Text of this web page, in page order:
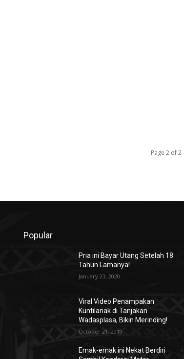
Page 2 of 2
Popular
Pria ini Bayar Utang Setelah 18
Tahun Lamanya!
January 23, 2020
Viral Video Penampakan
Kuntilanak di Tanjakan
Wadasplasa, Bikin Merinding!
October 21, 2019
Emak-emak ini Nekat Berdiri